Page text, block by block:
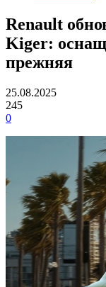
Renault
Kiger:
прежняя
25.08.2025
245
0